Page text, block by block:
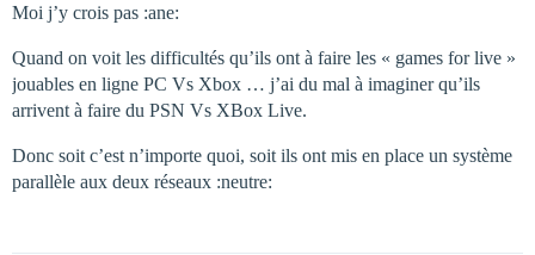
Moi j’y crois pas :ane:
Quand on voit les difficultés qu’ils ont à faire les « games for live »
jouables en ligne PC Vs Xbox … j’ai du mal à imaginer qu’ils
arrivent à faire du PSN Vs XBox Live.
Donc soit c’est n’importe quoi, soit ils ont mis en place un système
parallèle aux deux réseaux :neutre: